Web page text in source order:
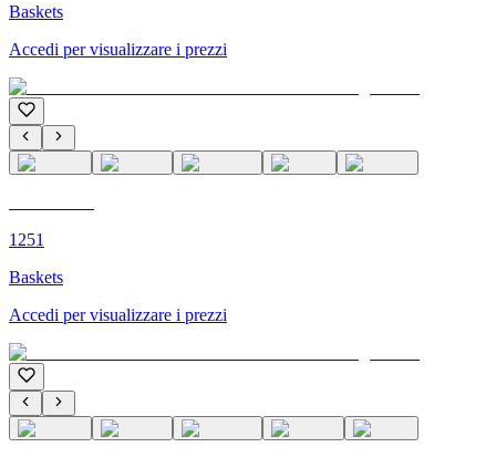
Baskets
Accedi per visualizzare i prezzi
1251
Baskets
Accedi per visualizzare i prezzi